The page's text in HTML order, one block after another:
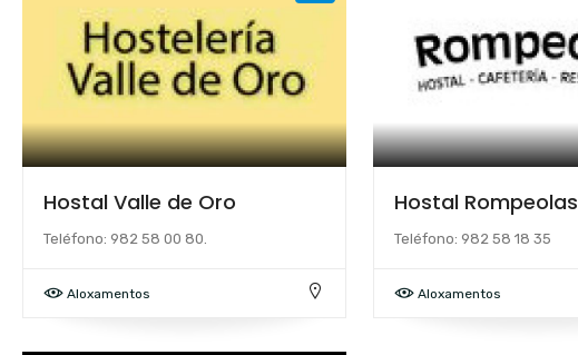
Hostal Valle de Oro
Teléfono: 982 58 00 80.
Aloxamentos
Hostal Rompeolas
Teléfono: 982 58 18 35
Aloxamentos